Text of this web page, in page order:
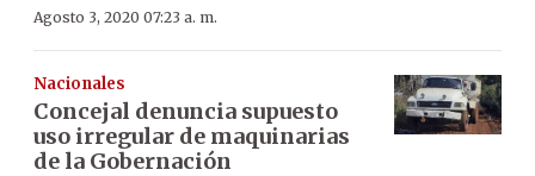
Agosto 3, 2020 07:23 a. m.
Nacionales
Concejal denuncia supuesto
uso irregular de maquinarias
de la Gobernación